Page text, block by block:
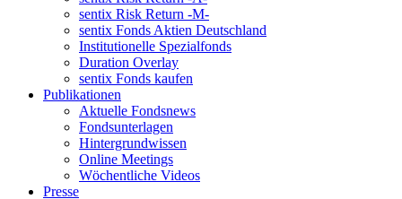
sentix Risk Return -M-
sentix Fonds Aktien Deutschland
Institutionelle Spezialfonds
Duration Overlay
sentix Fonds kaufen
Publikationen
Aktuelle Fondsnews
Fondsunterlagen
Hintergrundwissen
Online Meetings
Wöchentliche Videos
Presse